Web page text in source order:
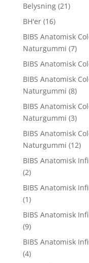
Belysning (21)
BH'er (16)
BIBS Anatomisk
Naturgummi (7)
BIBS Anatomisk
BIBS Anatomisk
Naturgummi (8)
BIBS Anatomisk
Naturgummi (3)
BIBS Anatomisk
Naturgummi (12)
BIBS Anatomisk
(2)
BIBS Anatomisk
(1)
BIBS Anatomisk
(9)
BIBS Anatomisk
(4)